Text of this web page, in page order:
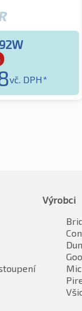
vč. DPH*
Výrobci